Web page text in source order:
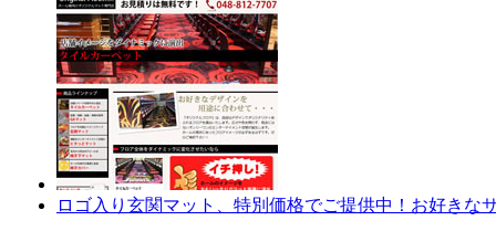
ロゴ入り玄関マット、特別価格でご提供中！お好き